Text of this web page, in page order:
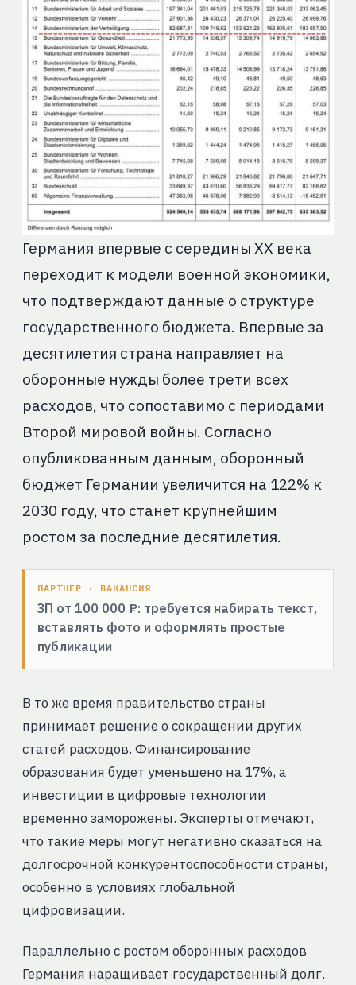
Германия впервые с середины XX века
переходит к модели военной экономики,
что подтверждают данные о структуре
государственного бюджета. Впервые за
десятилетия страна направляет на
оборонные нужды более трети всех
расходов, что сопоставимо с периодами
Второй мировой войны. Согласно
опубликованным данным, оборонный
бюджет Германии увеличится на 122% к
2030 году, что станет крупнейшим
ростом за последние десятилетия.
ПАРТНЁР · ВАКАНСИЯ
ЗП от 100 000 ₽: требуется набирать текст,
вставлять фото и оформлять простые
публикации
В то же время правительство страны
принимает решение о сокращении других
статей расходов. Финансирование
образования будет уменьшено на 17%, а
инвестиции в цифровые технологии
временно заморожены. Эксперты отмечают,
что такие меры могут негативно сказаться на
долгосрочной конкурентоспособности страны,
особенно в условиях глобальной
цифровизации.
Параллельно с ростом оборонных расходов
Германия наращивает государственный долг.